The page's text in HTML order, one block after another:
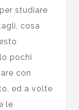
studiare
cosa
pochi
con
ed a volte
le